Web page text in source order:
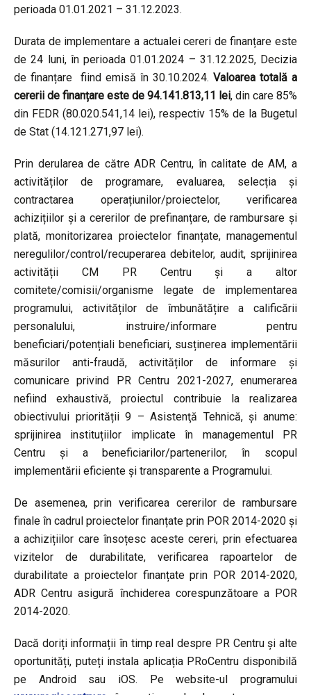
perioada 01.01.2021 – 31.12.2023.
Durata de implementare a actualei cereri de finanțare este
de 24 luni, în perioada 01.01.2024 – 31.12.2025, Decizia
de finanțare fiind emisă în 30.10.2024. Valoarea totală a
cererii de finanțare este de 94.141.813,11 lei, din care 85%
din FEDR (80.020.541,14 lei), respectiv 15% de la Bugetul
de Stat (14.121.271,97 lei).
Prin derularea de către ADR Centru, în calitate de AM, a
activităților de programare, evaluarea, selecția și
contractarea operațiunilor/proiectelor, verificarea
achizițiilor și a cererilor de prefinanțare, de rambursare și
plată, monitorizarea proiectelor finanțate, managementul
neregulilor/control/recuperarea debitelor, audit, sprijinirea
activității CM PR Centru și a altor
comitete/comisii/organisme legate de implementarea
programului, activităților de îmbunătățire a calificării
personalului, instruire/informare pentru
beneficiari/potențiali beneficiari, susținerea implementării
măsurilor anti-fraudă, activităților de informare și
comunicare privind PR Centru 2021-2027, enumerarea
nefiind exhaustivă, proiectul contribuie la realizarea
obiectivului priorității 9 – Asistenţă Tehnică, și anume:
sprijinirea instituțiilor implicate în managementul PR
Centru și a beneficiarilor/partenerilor, în scopul
implementării eficiente și transparente a Programului.
De asemenea, prin verificarea cererilor de rambursare
finale în cadrul proiectelor finanțate prin POR 2014-2020 și
a achizițiilor care însoțesc aceste cereri, prin efectuarea
vizitelor de durabilitate, verificarea rapoartelor de
durabilitate a proiectelor finanțate prin POR 2014-2020,
ADR Centru asigură închiderea corespunzătoare a POR
2014-2020.
Dacă doriți informații în timp real despre PR Centru și alte
oportunități, puteți instala aplicația PRoCentru disponibilă
pe Android sau iOS. Pe website-ul programului